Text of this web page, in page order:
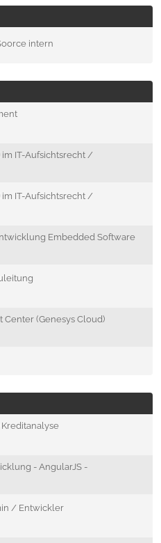
intern
IT-Aufsichtsrecht /
IT-Aufsichtsrecht /
Embedded Software
(Genesys Cloud)
- AngularJS -
/ Entwickler